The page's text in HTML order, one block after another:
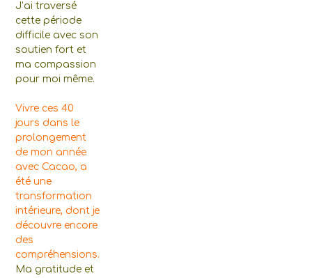
J’ai traversé
cette période
difficile avec son
soutien fort et
ma compassion
pour moi même.
Vivre ces 40
jours dans le
prolongement
de mon année
avec Cacao, a
été une
transformation
intérieure, dont je
découvre encore
des
compréhensions.
Ma gratitude et